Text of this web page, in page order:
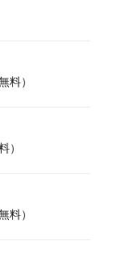
料）
）
料）